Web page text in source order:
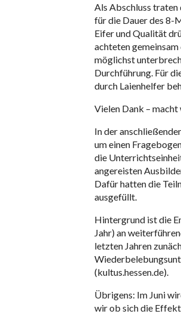
Als Abschluss traten
für die Dauer des 8-
Eifer und Qualität
achteten
möglichst
Durchführung. Für
durch Laienhelfer
Vielen Dank –
In der
um einen
die
angereisten
Dafür hatten die
ausgefüllt.
Hintergrund ist die
Jahr) an
letzten Jahren
(kultus.hessen.de).
Übrigens: Im Juni
wir ob sich die